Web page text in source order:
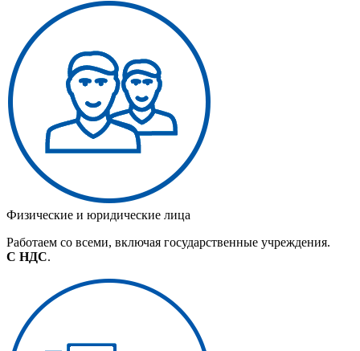
Физические и юридические лица
Работаем со всеми, включая государственные учреждения.
С НДС.